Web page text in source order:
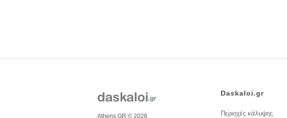
Athens GR © 2026
Daskaloi.gr
Περιοχές κάλυψης